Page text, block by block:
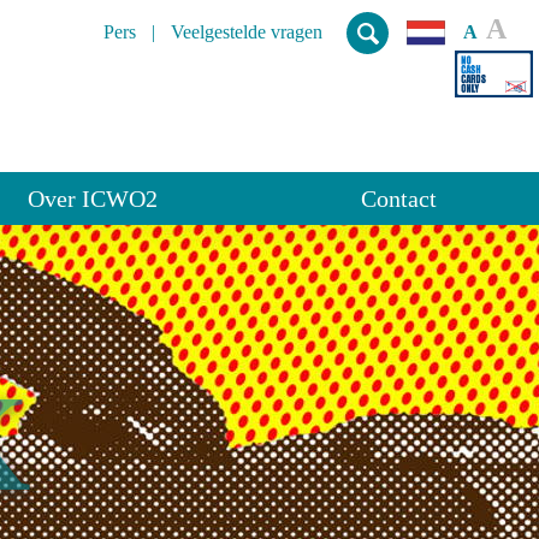
Pers Veelgestelde vragen A A
Over ICWO2 Contact